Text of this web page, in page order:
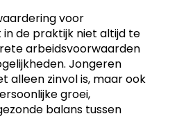
voor
de praktijk niet altijd te
arbeidsvoorwaarden
Jongeren
alleen zinvol is, maar ook
groei,
balans tussen